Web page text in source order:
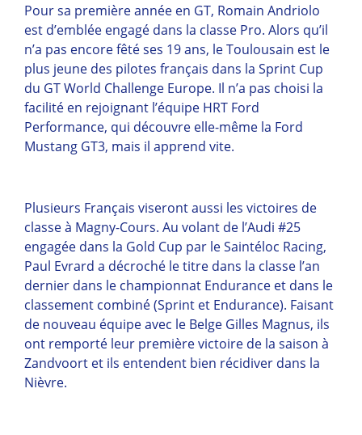
Pour sa première année en GT, Romain Andriolo
est d’emblée engagé dans la classe Pro. Alors qu’il
n’a pas encore fêté ses 19 ans, le Toulousain est le
plus jeune des pilotes français dans la Sprint Cup
du GT World Challenge Europe. Il n’a pas choisi la
facilité en rejoignant l’équipe HRT Ford
Performance, qui découvre elle-même la Ford
Mustang GT3, mais il apprend vite.
Plusieurs Français viseront aussi les victoires de
classe à Magny-Cours. Au volant de l’Audi #25
engagée dans la Gold Cup par le Saintéloc Racing,
Paul Evrard a décroché le titre dans la classe l’an
dernier dans le championnat Endurance et dans le
classement combiné (Sprint et Endurance). Faisant
de nouveau équipe avec le Belge Gilles Magnus, ils
ont remporté leur première victoire de la saison à
Zandvoort et ils entendent bien récidiver dans la
Nièvre.